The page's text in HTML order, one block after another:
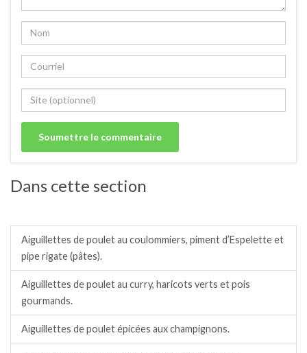
Dans cette section
Aiguillettes de poulet au coulommiers, piment d’Espelette et
pipe rigate (pâtes).
Aiguillettes de poulet au curry, haricots verts et pois
gourmands.
Aiguillettes de poulet épicées aux champignons.